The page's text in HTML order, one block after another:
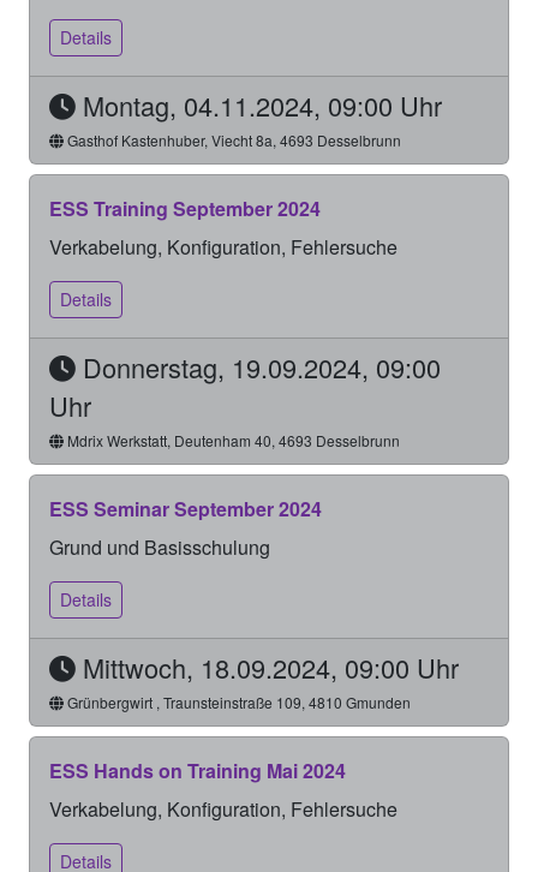
Details
Montag, 04.11.2024, 09:00 Uhr
Gasthof Kastenhuber, Viecht 8a, 4693 Desselbrunn
ESS Training September 2024
Verkabelung, Konfiguration, Fehlersuche
Details
Donnerstag, 19.09.2024, 09:00
Uhr
Mdrix Werkstatt, Deutenham 40, 4693 Desselbrunn
ESS Seminar September 2024
Grund und Basisschulung
Details
Mittwoch, 18.09.2024, 09:00 Uhr
Grünbergwirt , Traunsteinstraße 109, 4810 Gmunden
ESS Hands on Training Mai 2024
Verkabelung, Konfiguration, Fehlersuche
Details